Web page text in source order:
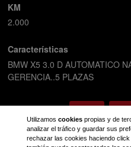
KM
2.000
Características
BMW X5 3.0 D AUTOMATICO
GERENCIA..5 PLAZAS
Volver
Utilizamos cookiespropias y de
analizar el tráfico y guardar sus
rechazar las cookies haciendo